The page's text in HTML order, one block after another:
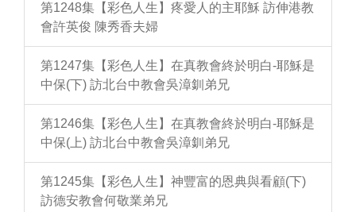
第1248集【彩色人生】疼愛人的主耶穌 訪伸港教
會許英俊 陳秀香夫婦
第1247集【彩色人生】在真教會終於明白-耶穌是
中保(下) 訪北台中教會吳漳釧弟兄
第1246集【彩色人生】在真教會終於明白-耶穌是
中保(上) 訪北台中教會吳漳釧弟兄
第1245集【彩色人生】神豐富的恩典與看顧(下)
訪德安教會何敬業弟兄